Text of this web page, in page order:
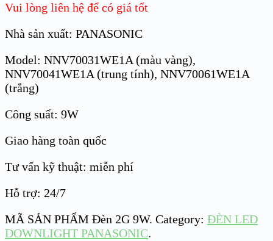
Vui lòng liên hệ để có giá tốt
Nhà sản xuất: PANASONIC
Model: NNV70031WE1A (màu vàng),
NNV70041WE1A (trung tính), NNV70061WE1A
(trắng)
Công suất: 9W
Giao hàng toàn quốc
Tư vấn kỹ thuật: miễn phí
Hỗ trợ: 24/7
MÃ SẢN PHẨM Đèn 2G 9W. Category: ĐÈN LED
DOWNLIGHT PANASONIC.